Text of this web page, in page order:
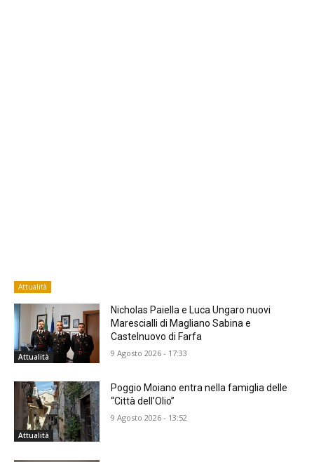
Attualità
Attualità
Nicholas Paiella e Luca Ungaro nuovi
Marescialli di Magliano Sabina e
Castelnuovo di Farfa
9 Agosto 2026 - 17:33
Attualità
Poggio Moiano entra nella famiglia delle
“Città dell’Olio”
9 Agosto 2026 - 13:52